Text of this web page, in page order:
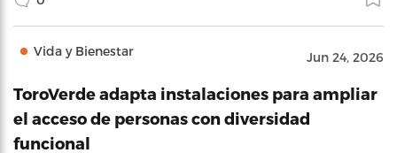
Vida y Bienestar Jun 24, 2026
ToroVerde adapta instalaciones para ampliar
el acceso de personas con diversidad
funcional